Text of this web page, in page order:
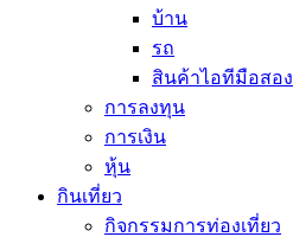
บ้าน
รถ
สินค้าไอทีมือสอง
การลงทุน
การเงิน
หุ้น
กินเที่ยว
กิจกรรมการท่องเที่ยว